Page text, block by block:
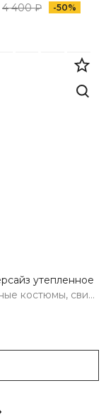
4 400 ₽ -50%
утепленное
Спортивные костюмы, свитшоты, худи, брюки